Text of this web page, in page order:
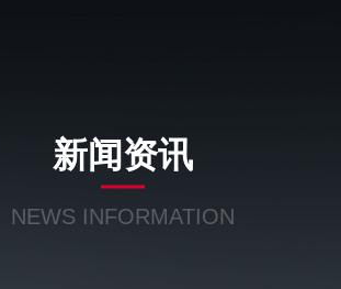
新闻资讯
NEWS INFORMATION